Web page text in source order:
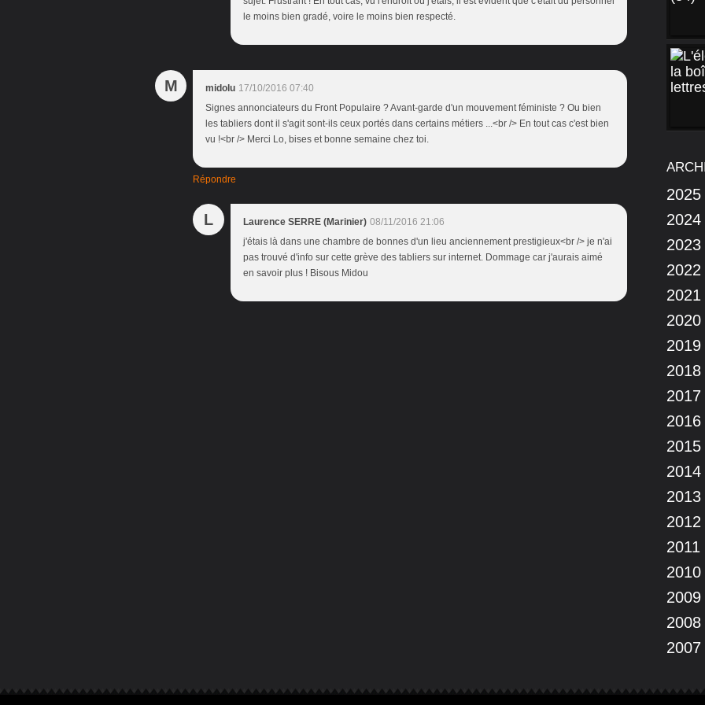
le moins bien gradé, voire le moins bien respecté.
M midolu 17/10/2016 07:40
Signes annonciateurs du Front Populaire ? Avant-garde d'un mouvement féministe ? Ou bien
les tabliers dont il s'agit sont-ils ceux portés dans certains métiers ...<br /> En tout cas c'est bien
vu !<br /> Merci Lo, bises et bonne semaine chez toi.
Répondre
L Laurence SERRE (Marinier) 08/11/2016 21:06
j'étais là dans une chambre de bonnes d'un lieu anciennement prestigieux<br /> je n'ai
pas trouvé d'info sur cette grève des tabliers sur internet. Dommage car j'aurais aimé
en savoir plus ! Bisous Midou
2025
2024
2023
2022
2021
2020
2019
2018
2017
2016
2015
2014
2013
2012
2011
2010
2009
2008
2007